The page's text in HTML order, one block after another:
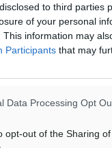
to third parties
of your personal
This information may
Participants that may
Data Processing Opt
opt-out of the Sharing
δημιουργεί
μια
προορισμούς.
ενδιάμεσων
αποδράσεις,
θερινής